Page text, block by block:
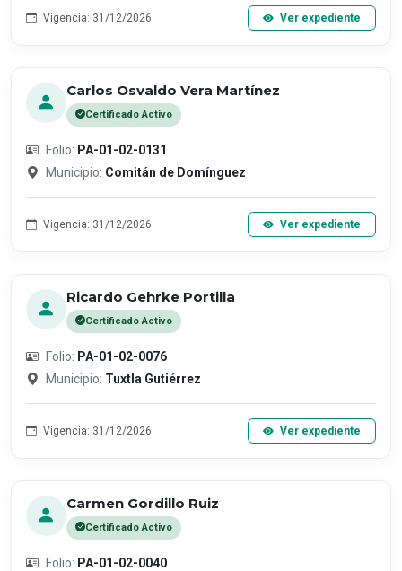
Vigencia: 31/12/2026 Ver expediente
Carlos Osvaldo Vera Martínez
Certificado Activo
Folio: PA-01-02-0131
Municipio: Comitán de Domínguez
Vigencia: 31/12/2026 Ver expediente
Ricardo Gehrke Portilla
Certificado Activo
Folio: PA-01-02-0076
Municipio: Tuxtla Gutiérrez
Vigencia: 31/12/2026 Ver expediente
Carmen Gordillo Ruiz
Certificado Activo
Folio: PA-01-02-0040